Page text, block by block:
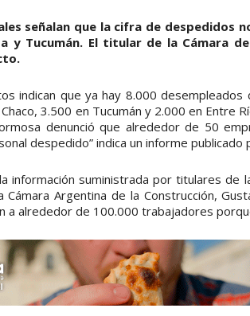
señalan que la cifra de despedidos
y Tucumán. El titular de la Cámara
indican que ya hay 8.000 desempleados
3.500 en Tucumán y 2.000 en Entre
denunció que alrededor de 50
despedido” indica un informe publicado
información suministrada por titulares de
Argentina de la Construcción,
a alrededor de 100.000 trabajadores